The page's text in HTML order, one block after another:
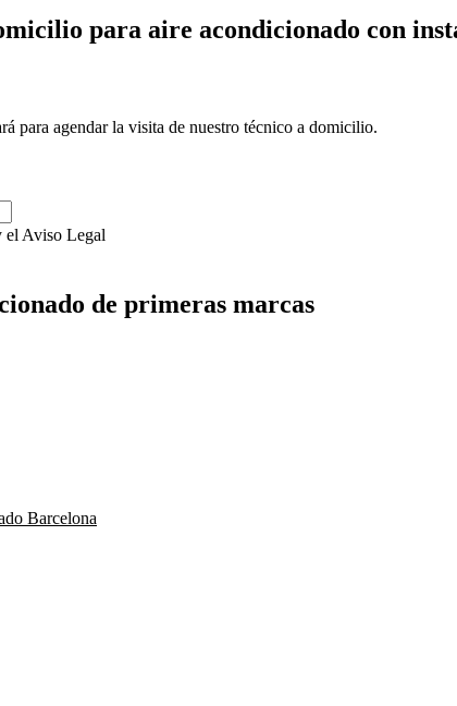
para aire acondicionado con
para agendar la visita de nuestro técnico a domicilio.
el Aviso Legal
de primeras marcas